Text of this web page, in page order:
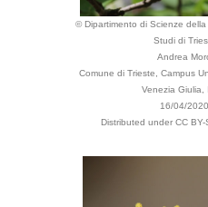
© Dipartimento di Scienze
Studi di
Andrea
Comune di Trieste, Campus
Venezia Giulia,
16/04/2020
Distributed under CC BY-